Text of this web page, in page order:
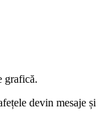
grafică.
devin mesaje și